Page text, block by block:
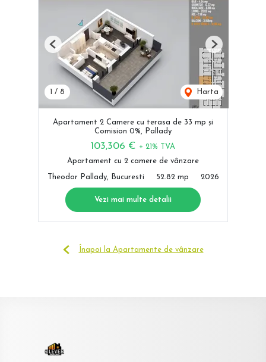
1 / 8 Harta
Previous Next
Apartament 2 Camere cu terasa de 33 mp și
Comision 0%, Pallady
103,306 € + 21% TVA
Apartament cu 2 camere de vânzare
Theodor Pallady, Bucuresti 52.82 mp 2026
Vezi mai multe detalii
Înapoi la Apartamente de vânzare